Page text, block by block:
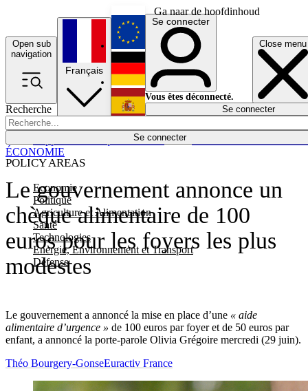
Ga naar de hoofdinhoud
Open sub
navigation
Close menu
Recherche
Se connecter
POLICY AREAS
Economie
Politique
Agriculture et Alimentation
Santé
Technologies
Energie, Environnement et Transport
Défense
Économie
Français
English
Deutsch
Español
Se connecter
Vous êtes déconnecté.
Se connecter
Le gouvernement annonce un
chèque alimentaire de 100
euros pour les foyers les plus
modestes
Le gouvernement a annoncé la mise en place d’une « aide
alimentaire d’urgence » de 100 euros par foyer et de 50 euros par
enfant, a annoncé la porte-parole Olivia Grégoire mercredi (29 juin).
ÉCONOMIE
Théo Bourgery-GonseEuractiv France